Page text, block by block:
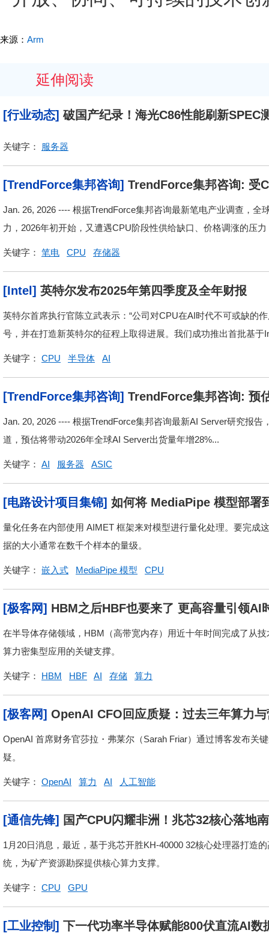
来源： Arm
延伸阅读
[行业动态] 破国产纪录！海光C86性能刷新SPEC
关键字： 服务器
[TrendForce集邦咨询] TrendForce集邦咨询: 受
年第一季度笔电出货量将季减14.8%
Jan. 26, 2026 ---- 根据TrendForce集邦咨询最新笔电产业调查，
力，2026年初开始，又遭遇CPU阶段性供给缺口、价格调涨的压
关键字： 笔电 CPU 存储器
[Intel] 英特尔发布2025年第四季度及全年财报
英特尔首席执行官陈立武表示：“公司对CPU在AI时代不可或缺的
号，并在打造新英特尔的征程上取得进展。我们成功推出首批基
关键字： CPU 半导体 AI
[TrendForce集邦咨询] TrendForce集邦咨询: 预
IC类别占比扩大
Jan. 20, 2026 ---- 根据TrendForce集邦咨询最新AI Server研究报
道，预估将带动2026年全球AI Server出货量年增28%...
关键字： AI 服务器 ASIC
[电路设计项目集锦] 如何将 MediaPipe 模型部署
量化任务在内部使用 AIMET 框架来对模型进行量化处理。要完成
据的大小通常在数千个样本的量级。
关键字： 嵌入式 MediaPipe 模型 CPU
[极客网] HBM之后HBF也要来了 更高容量引领AI
在半导体存储领域，HBM（高带宽内存）用近十年时间完成了从
算力密集型应用的关键支撑。
关键字： HBM HBF AI 存储 算力
[极客网] OpenAI CFO回应质疑：过去三年算力
OpenAI 首席财务官莎拉・弗莱尔（Sarah Friar）通过博客发布关
疑。
关键字： OpenAI 算力 AI 人工智能
[通信先锋] 国产CPU闪耀非洲！兆芯32核心落地
1月20日消息，最近，基于兆芯开胜KH-40000 32核心处理器打造
统，为矿产资源勘探提供核心算力支撑。
关键字： CPU GPU
[工业控制] 下一代功率半导体赋能800伏直流AI数